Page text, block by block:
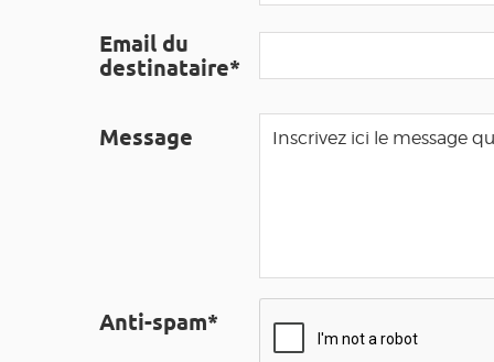
Email du
destinataire*
Message
Anti-spam*